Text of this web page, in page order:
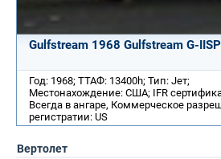
Gulfstream 1968 Gulfstream G-
Год: 1968; ТТАФ: 13400h; Тип: Jет;
Местонахождение: США; IFR
Всегда в ангаре, Коммерческое
регистратии: US
Вертолет